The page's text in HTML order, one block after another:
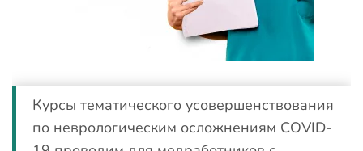
Курсы тематического усовершенствования
по неврологическим осложнениям COVID-